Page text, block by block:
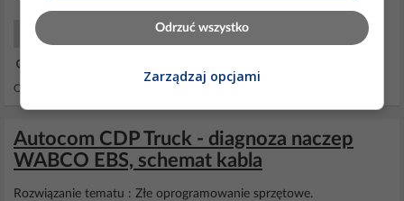
Samochody Ciężarowe
Odpowiedzi: 15 Wyświetleń: 2331
Autocom CDP Truck - diagnoza naczep
WABCO EBS, schemat kabla
Rozwiązanie tematu : Złe oprogramowanie sprzętowe.
Odrzuć wszystko
Zarządzaj opcjami